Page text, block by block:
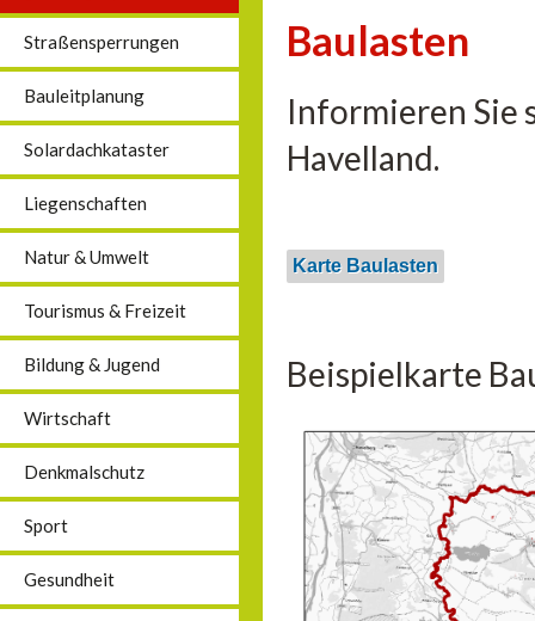
Straßensperrungen
Bauleitplanung
Solardachkataster
Liegenschaften
Natur & Umwelt
Tourismus & Freizeit
Bildung & Jugend
Wirtschaft
Denkmalschutz
Sport
Gesundheit
Baulasten
Informieren Sie
Havelland.
Karte Baulasten
Beispielkarte